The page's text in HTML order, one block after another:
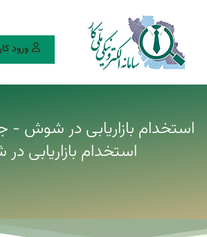
ورود
استخدام بازاریابی در شوش -
استخدام بازاریابی